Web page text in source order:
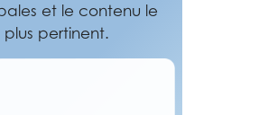
et le contenu le
plus pertinent.